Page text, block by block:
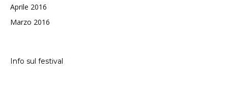
Aprile 2016
Marzo 2016
Info sul festival